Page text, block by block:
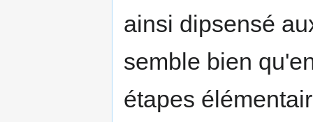
ainsi dipsensé
semble bien
étapes